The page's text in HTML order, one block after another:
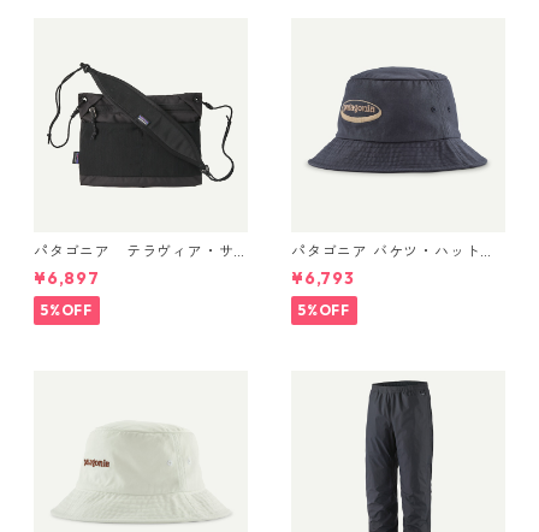
パタゴニア テラヴィア・サ
コッシュ 3L (カラー Black)
Patagonia Terravia Sacoche
Bag 3L 日本正規品 製品番号
48835
¥6,897
5%OFF
パタゴニア バケツ・ハット 3
3595 ’95 Oval Logo: Smold
er Blue
¥6,793
5%OFF